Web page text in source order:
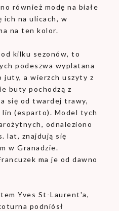
również modę na białe
ich na ulicach, w
na ten kolor.
kilku sezonów, to
podeszwa wyplatana
juty, a wierzch uszyty z
buty pochodzą z
się od twardej trawy,
(esparto). Model tych
odnaleziono
lat, znajdują się
w Granadzie.
ma je od dawno
Yves St-Laurent'a,
podniósł